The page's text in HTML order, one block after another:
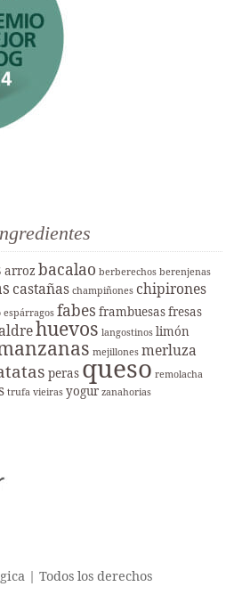
arroz bacalao berberechos berenjenas
castañas champiñones chipirones
espárragos fabes frambuesasfresas
huevos langostinos limón
mejillones merluza
peras queso remolacha
trufa vieiras yogur zanahorias
| Todos los derechos